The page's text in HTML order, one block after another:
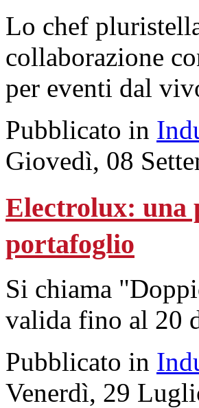
Lo chef
collaborazione
per eventi dal
Pubblicato in
Giovedì, 08
Electrolux: una
portafoglio
Si chiama
valida fino al 20
Pubblicato in
Venerdì, 29